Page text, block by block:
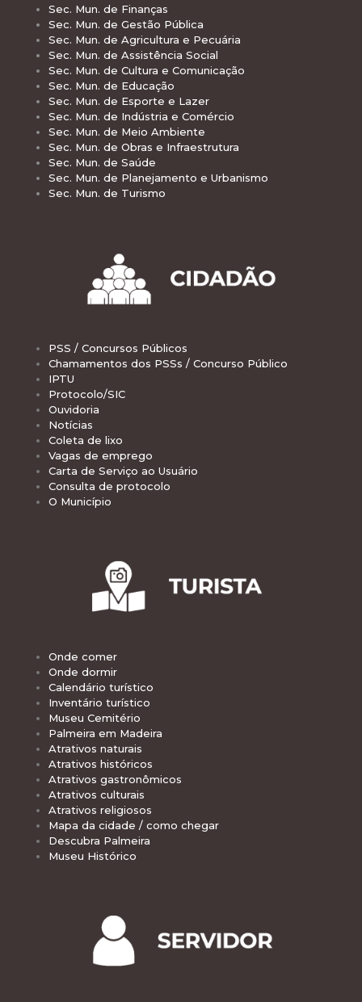
Sec. Mun. de Finanças
Sec. Mun. de Gestão Pública
Sec. Mun. de Agricultura e Pecuária
Sec. Mun. de Assistência Social
Sec. Mun. de Cultura e Comunicação
Sec. Mun. de Educação
Sec. Mun. de Esporte e Lazer
Sec. Mun. de Indústria e Comércio
Sec. Mun. de Meio Ambiente
Sec. Mun. de Obras e Infraestrutura
Sec. Mun. de Saúde
Sec. Mun. de Planejamento e Urbanismo
Sec. Mun. de Turismo
PSS / Concursos Públicos
Chamamentos dos PSSs / Concurso Público
IPTU
Protocolo/SIC
Ouvidoria
Notícias
Coleta de lixo
Vagas de emprego
Carta de Serviço ao Usuário
Consulta de protocolo
O Município
Onde comer
Onde dormir
Calendário turístico
Inventário turístico
Museu Cemitério
Palmeira em Madeira
Atrativos naturais
Atrativos históricos
Atrativos gastronômicos
Atrativos culturais
Atrativos religiosos
Mapa da cidade / como chegar
Descubra Palmeira
Museu Histórico